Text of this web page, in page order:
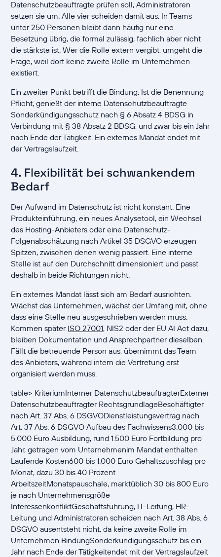
Datenschutzbeauftragte prüfen soll, Administratoren
setzen sie um. Alle vier scheiden damit aus. In Teams
unter 250 Personen bleibt dann häufig nur eine
Besetzung übrig, die formal zulässig, fachlich aber nicht
die stärkste ist. Wer die Rolle extern vergibt, umgeht die
Frage, weil dort keine zweite Rolle im Unternehmen
existiert.
Ein zweiter Punkt betrifft die Bindung. Ist die Benennung
Pflicht, genießt der interne Datenschutzbeauftragte
Sonderkündigungsschutz nach § 6 Absatz 4 BDSG in
Verbindung mit § 38 Absatz 2 BDSG, und zwar bis ein Jahr
nach Ende der Tätigkeit. Ein externes Mandat endet mit
der Vertragslaufzeit.
4. Flexibilität bei schwankendem
Bedarf
Der Aufwand im Datenschutz ist nicht konstant. Eine
Produkteinführung, ein neues Analysetool, ein Wechsel
des Hosting-Anbieters oder eine Datenschutz-
Folgenabschätzung nach Artikel 35 DSGVO erzeugen
Spitzen, zwischen denen wenig passiert. Eine interne
Stelle ist auf den Durchschnitt dimensioniert und passt
deshalb in beide Richtungen nicht.
Ein externes Mandat lässt sich am Bedarf ausrichten.
Wächst das Unternehmen, wächst der Umfang mit, ohne
dass eine Stelle neu ausgeschrieben werden muss.
Kommen später ISO 27001, NIS2 oder der EU AI Act dazu,
bleiben Dokumentation und Ansprechpartner dieselben.
Fällt die betreuende Person aus, übernimmt das Team
des Anbieters, während intern die Vertretung erst
organisiert werden muss.
table> KriteriumInterner DatenschutzbeauftragterExterner
Datenschutzbeauftragter RechtsgrundlageBeschäftigter
nach Art. 37 Abs. 6 DSGVODienstleistungsvertrag nach
Art. 37 Abs. 6 DSGVO Aufbau des Fachwissens3.000 bis
5.000 Euro Ausbildung, rund 1.500 Euro Fortbildung pro
Jahr, getragen vom Unternehmenim Mandat enthalten
Laufende Kosten600 bis 1.000 Euro Gehaltszuschlag pro
Monat, dazu 30 bis 40 Prozent
ArbeitszeitMonatspauschale, marktüblich 30 bis 800 Euro
je nach Unternehmensgröße
InteressenkonfliktGeschäftsführung, IT-Leitung, HR-
Leitung und Administratoren scheiden nach Art. 38 Abs. 6
DSGVO ausentsteht nicht, da keine zweite Rolle im
Unternehmen BindungSonderkündigungsschutz bis ein
Jahr nach Ende der Tätigkeitendet mit der Vertragslaufzeit